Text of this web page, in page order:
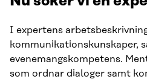
I expertens
kommunikationskunskaper,
evenemangskompetens.
som ordnar dialoger samt